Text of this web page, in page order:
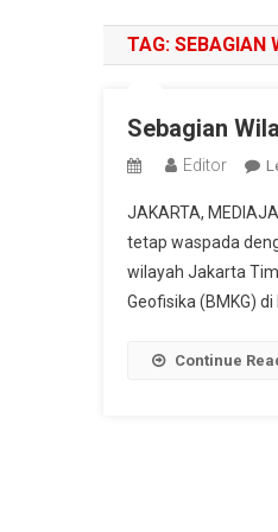
TAG: SEBAGIAN
Sebagian
Editor
JAKARTA,
tetap waspada
wilayah Jakarta
Geofisika (BMKG)
Continue